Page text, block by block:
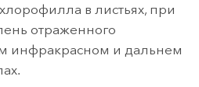
в листьях, при
отраженного
инфракрасном и дальнем